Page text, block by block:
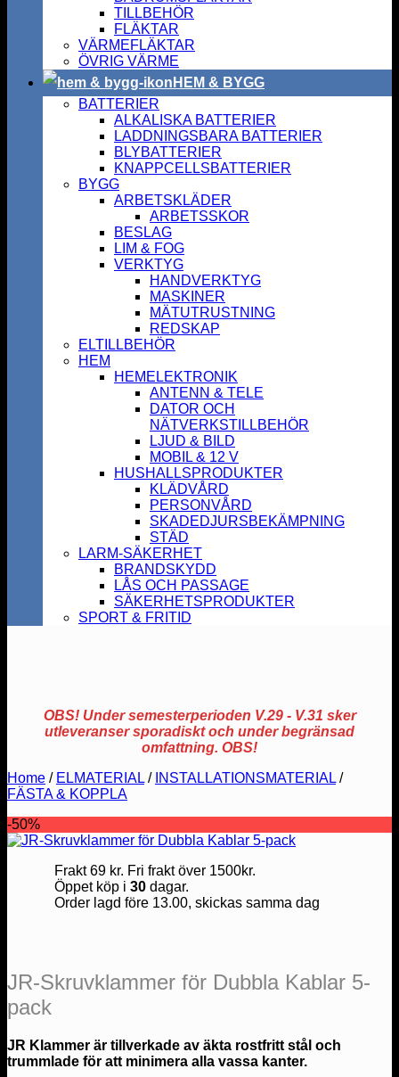
TILLBEHÖR
FLÄKTAR
VÄRMEFLÄKTAR
ÖVRIG VÄRME
HEM & BYGG
BATTERIER
ALKALISKA BATTERIER
LADDNINGSBARA BATTERIER
BLYBATTERIER
KNAPPCELLSBATTERIER
BYGG
ARBETSKLÄDER
ARBETSSKOR
BESLAG
LIM & FOG
VERKTYG
HANDVERKTYG
MASKINER
MÄTUTRUSTNING
REDSKAP
ELTILLBEHÖR
HEM
HEMELEKTRONIK
ANTENN & TELE
DATOR OCH
NÄTVERKSTILLBEHÖR
LJUD & BILD
MOBIL & 12 V
HUSHALLSPRODUKTER
KLÄDVÅRD
PERSONVÅRD
SKADEDJURSBEKÄMPNING
STÄD
LARM-SÄKERHET
BRANDSKYDD
LÅS OCH PASSAGE
SÄKERHETSPRODUKTER
SPORT & FRITID
OBS! Under semesterperioden V.29 - V.31 sker
utleveranser sporadiskt och under begränsad
omfattning. OBS!
Home / ELMATERIAL / INSTALLATIONSMATERIAL /
FÄSTA & KOPPLA
-50%
Frakt 69 kr. Fri frakt över 1500kr.
Öppet köp i 30dagar.
Order lagd före 13.00, skickas samma dag
JR-Skruvklammer för Dubbla Kablar 5-
pack
JR Klammer är tillverkade av äkta rostfritt stål och
trummlade för att minimera alla vassa kanter.